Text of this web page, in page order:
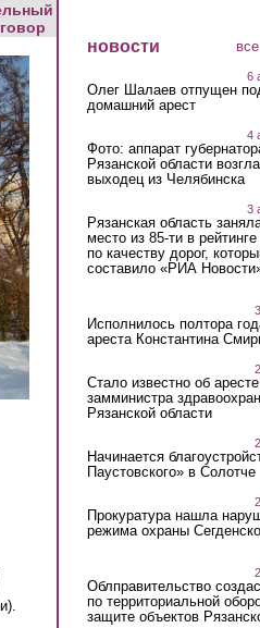
новости
6
Олег Шалаев отпущен
домашний арест
4
Фото: аппарат
Рязанской области
выходец из Челябинска
3
Рязанская область
место из 85-ти в рейтинге
по качеству дорог,
составило «РИА
Исполнилось полтора
ареста Константина
Стало известно об
замминистра
Рязанской области
Начинается
Паустовского» в Солотче
Прокуратура нашла
режима охраны
Облправительство
по территориальной
защите объектов